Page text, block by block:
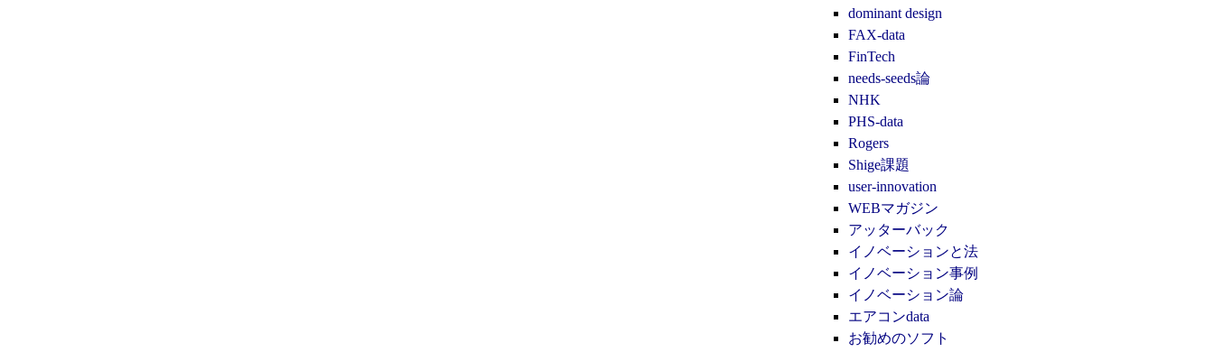
dominant design
FAX-data
FinTech
needs-seeds論
NHK
PHS-data
Rogers
Shige課題
user-innovation
WEBマガジン
アッターバック
イノベーションと法
イノベーション事例
イノベーション論
エアコンdata
お勧めのソフト